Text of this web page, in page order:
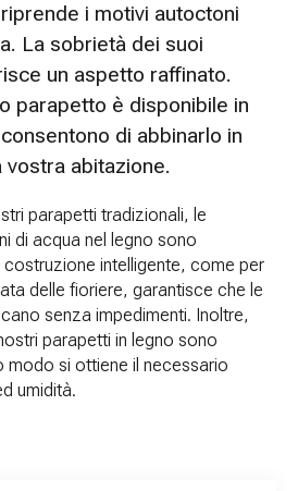
i motivi autoctoni
La sobrietà dei suoi
un aspetto raffinato.
parapetto è disponibile in
di abbinarlo in
abitazione.
parapetti tradizionali, le
di acqua nel legno sono
intelligente, come per
delle fioriere, garantisce che le
senza impedimenti. Inoltre,
parapetti in legno sono
modo si ottiene il necessario
umidità.